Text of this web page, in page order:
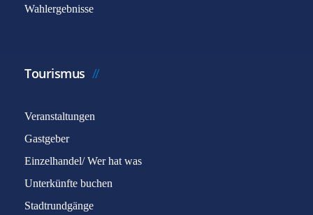
Wahlergebnisse
Tourismus
Veranstaltungen
Gastgeber
Einzelhandel/ Wer hat was
Unterkünfte buchen
Stadtrundgänge